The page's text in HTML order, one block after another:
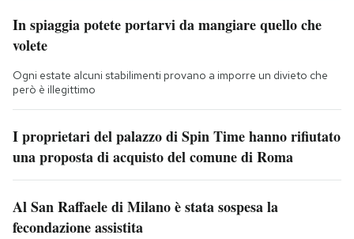
In spiaggia potete portarvi da mangiare quello che
volete
Ogni estate alcuni stabilimenti provano a imporre un divieto che
però è illegittimo
I proprietari del palazzo di Spin Time hanno rifiutato
una proposta di acquisto del comune di Roma
Al San Raffaele di Milano è stata sospesa la
fecondazione assistita